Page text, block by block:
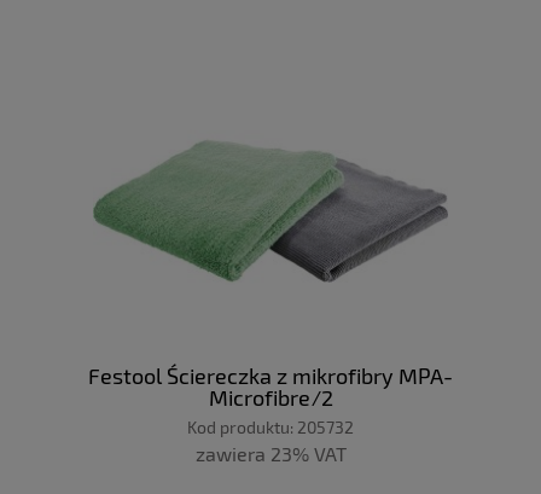
Festool Ściereczka z mikrofibry MPA-
Microfibre/2
Kod produktu: 205732
zawiera 23% VAT